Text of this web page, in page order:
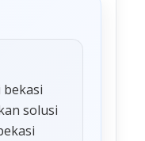
solusi